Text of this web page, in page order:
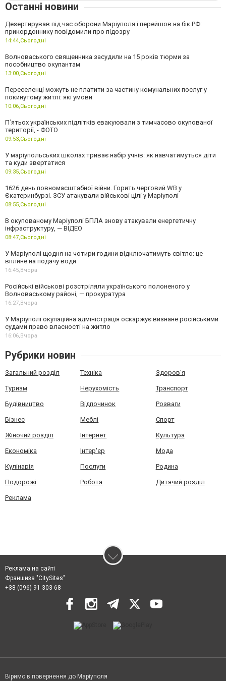
Останні новини
Дезертирував під час оборони Маріуполя і перейшов на бік РФ:
прикордоннику повідомили про підозру
14:44,Сьогодні
Волноваського священника засудили на 15 років тюрми за
пособництво окупантам
13:00,Сьогодні
Переселенці можуть не платити за частину комунальних послуг у
покинутому житлі: які умови
10:06,Сьогодні
П’ятьох українських підлітків евакуювали з тимчасово окупованої
території, - ФОТО
09:53,Сьогодні
У маріупольських школах триває набір учнів: як навчатимуться діти
та куди звертатися
09:35,Сьогодні
1626 день повномасштабної війни. Горить черговий WB у
Єкатеринбурзі. ЗСУ атакували військові цілі у Маріуполі
08:55,Сьогодні
В окупованому Маріуполі БПЛА знову атакували енергетичну
інфраструктуру, — ВІДЕО
08:47,Сьогодні
У Маріуполі щодня на чотири години відключатимуть світло: це
вплине на подачу води
16:45,Вчора
Російські військові розстріляли українського полоненого у
Волноваському районі, — прокуратура
16:27,Вчора
У Маріуполі окупаційна адміністрація оскаржує визнане російськими
судами право власності на житло
16:06,Вчора
Рубрики новин
Загальний розділ Техніка Здоров'я
Туризм Нерухомість Транспорт
Будівництво Відпочинок Розваги
Бізнес Меблі Спорт
Жіночий розділ Інтернет Культура
Економіка Інтер'єр Мода
Кулінарія Послуги Родина
Подорожі Робота Дитячий розділ
Реклама
Реклама на сайті
Франшиза "CitySites"
+38 (096) 91 303 68
Віримо в повернення до Маріуполя